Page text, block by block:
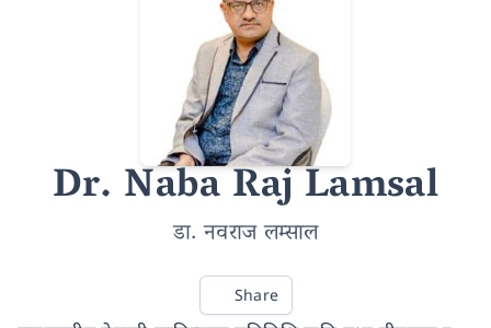
Dr. Naba Raj Lamsal
डा. नवराज लम्साल
Share